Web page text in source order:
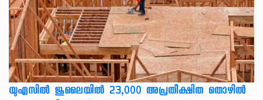
യുഎസില്‍ ജൂലൈയില്‍ 23,000 അപ്രതീക്ഷിത തൊഴില്‍